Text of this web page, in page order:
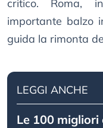
critico. Roma,
importante balzo
guida la rimonta
LEGGI ANCHE
Le 100